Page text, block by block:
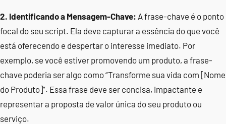
2. Identificando a Mensagem-Chave: A frase-chave é o ponto
focal do seu script. Ela deve capturar a essência do que você
está oferecendo e despertar o interesse imediato. Por
exemplo, se você estiver promovendo um produto, a frase-
chave poderia ser algo como “Transforme sua vida com [Nome
do Produto]”. Essa frase deve ser concisa, impactante e
representar a proposta de valor única do seu produto ou
serviço.